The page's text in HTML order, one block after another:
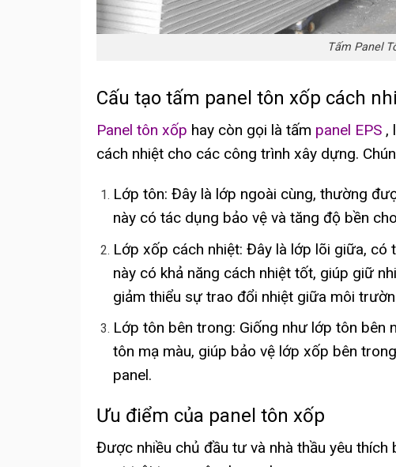
Tấm Panel
Cấu tạo tấm panel tôn xốp cách
Panel tôn xốp hay còn gọi là tấm panel EPS ,
cách nhiệt cho các công trình xây dựng.
Lớp tôn: Đây là lớp ngoài cùng, thường
này có tác dụng bảo vệ và tăng độ bền
Lớp xốp cách nhiệt: Đây là lớp lõi giữa, có
này có khả năng cách nhiệt tốt, giúp giữ
giảm thiểu sự trao đổi nhiệt giữa môi
Lớp tôn bên trong: Giống như lớp tôn bên
tôn mạ màu, giúp bảo vệ lớp xốp bên
panel.
Ưu điểm của panel tôn xốp
Được nhiều chủ đầu tư và nhà thầu yêu thích